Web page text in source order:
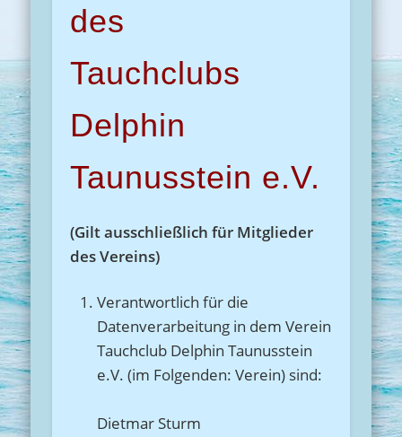
des
Tauchclubs
Delphin
Taunusstein e.V.
(Gilt ausschließlich für Mitglieder
des Vereins)
Verantwortlich für die
Datenverarbeitung in dem Verein
Tauchclub Delphin Taunusstein
e.V. (im Folgenden: Verein) sind:
Dietmar Sturm